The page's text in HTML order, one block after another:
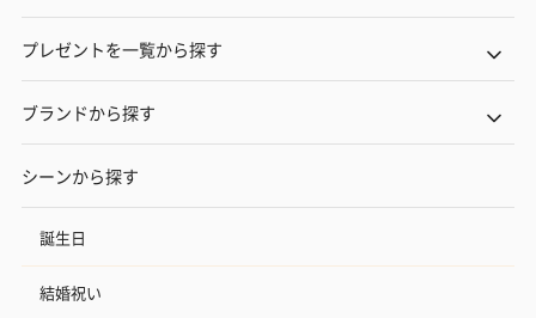
プレゼントを一覧から探す
ブランドから探す
シーンから探す
誕生日
結婚祝い